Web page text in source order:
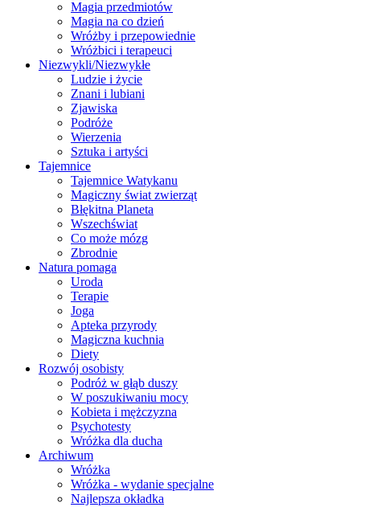
Magia przedmiotów
Magia na co dzień
Wróżby i przepowiednie
Wróżbici i terapeuci
Niezwykli/Niezwykłe
Ludzie i życie
Znani i lubiani
Zjawiska
Podróże
Wierzenia
Sztuka i artyści
Tajemnice
Tajemnice Watykanu
Magiczny świat zwierząt
Błękitna Planeta
Wszechświat
Co może mózg
Zbrodnie
Natura pomaga
Uroda
Terapie
Joga
Apteka przyrody
Magiczna kuchnia
Diety
Rozwój osobisty
Podróż w głąb duszy
W poszukiwaniu mocy
Kobieta i mężczyzna
Psychotesty
Wróżka dla ducha
Archiwum
Wróżka
Wróżka - wydanie specjalne
Najlepsza okładka